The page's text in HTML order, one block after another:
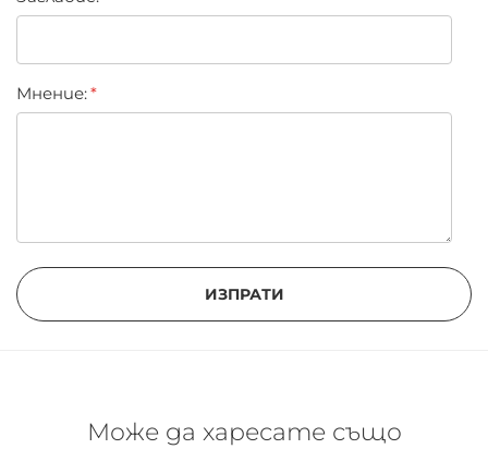
Мнение:
ИЗПРАТИ
Може да харесате също